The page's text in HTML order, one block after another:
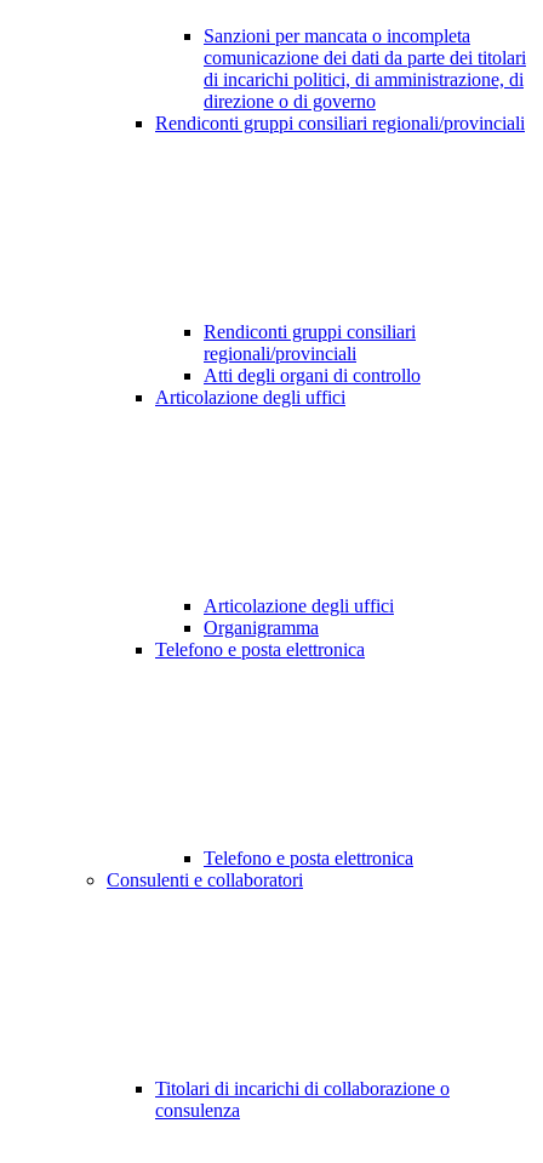
Sanzioni per mancata o incompleta
comunicazione dei dati da parte dei titolari
di incarichi politici, di amministrazione, di
direzione o di governo
Rendiconti gruppi consiliari regionali/provinciali
Rendiconti gruppi consiliari
regionali/provinciali
Atti degli organi di controllo
Articolazione degli uffici
Articolazione degli uffici
Organigramma
Telefono e posta elettronica
Telefono e posta elettronica
Consulenti e collaboratori
Titolari di incarichi di collaborazione o
consulenza